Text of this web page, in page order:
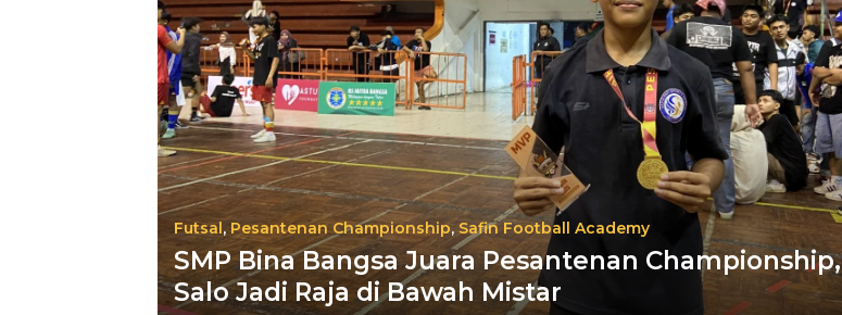
Futsal , Pesantenan Championship,Safin Football Academy
SMP Bina Bangsa Juara Pesantenan Championship,
Salo Jadi Raja di Bawah Mistar